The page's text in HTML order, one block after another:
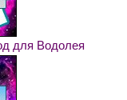
для Водолея